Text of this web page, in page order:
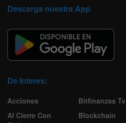
Descarga nuestra App
De Interes:
Acciones
Al Cierre Con
Bitfinanzas Tv
Blockchain